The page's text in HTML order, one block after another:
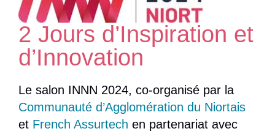
2 Jours d’Inspiration et
d’Innovation
Le salon INNN 2024, co-organisé par la
Communauté d’Agglomération du Niortais
et French Assurtech en partenariat avec